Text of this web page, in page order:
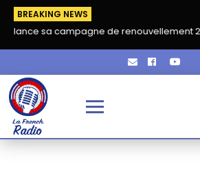
BREAKING NEWS
de renouvellement 2026‑2027